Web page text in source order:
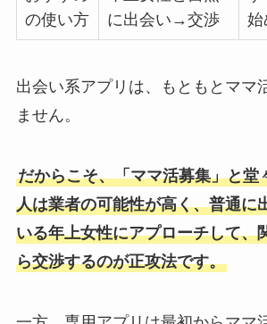
の使い方
に出会い→交渉
始
出会い系アプリは、もともとママ
ません。
だからこそ、「ママ活募集」と堂
人は業者の可能性が高く、普通に
いる年上女性にアプローチして、
ら交渉するのが正攻法です。